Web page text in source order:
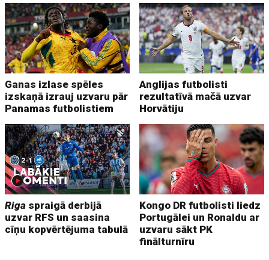
Ganas izlase spēles
izskaņā izrauj uzvaru pār
Panamas futbolistiem
Anglijas futbolisti
rezultatīvā mačā uzvar
Horvātiju
Riga spraigā derbijā
uzvar RFS un saasina
cīņu kopvērtējuma tabulā
Kongo DR futbolisti liedz
Portugālei un Ronaldu ar
uzvaru sākt PK
finālturnīru